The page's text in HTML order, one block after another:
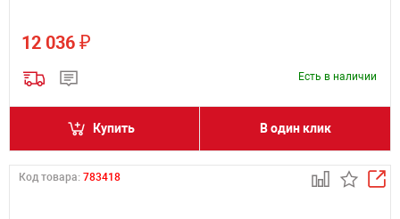
12 036 ₽
Есть в наличии
Купить В один клик
Код товара: 783418